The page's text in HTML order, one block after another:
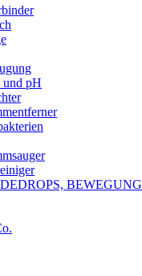
und pH
BEWEGUNG